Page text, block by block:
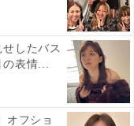
せしたバス
の表情...
オフショ